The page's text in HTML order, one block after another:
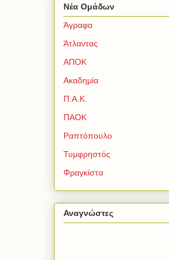
Νέα Ομάδων
Άγραφα
Άτλαντας
ΑΠΟΚ
Ακαδημία
Π.Α.Κ.
ΠΑΟΚ
Ραπτόπουλο
Τυμφρηστός
Φραγκίστα
Αναγνώστες